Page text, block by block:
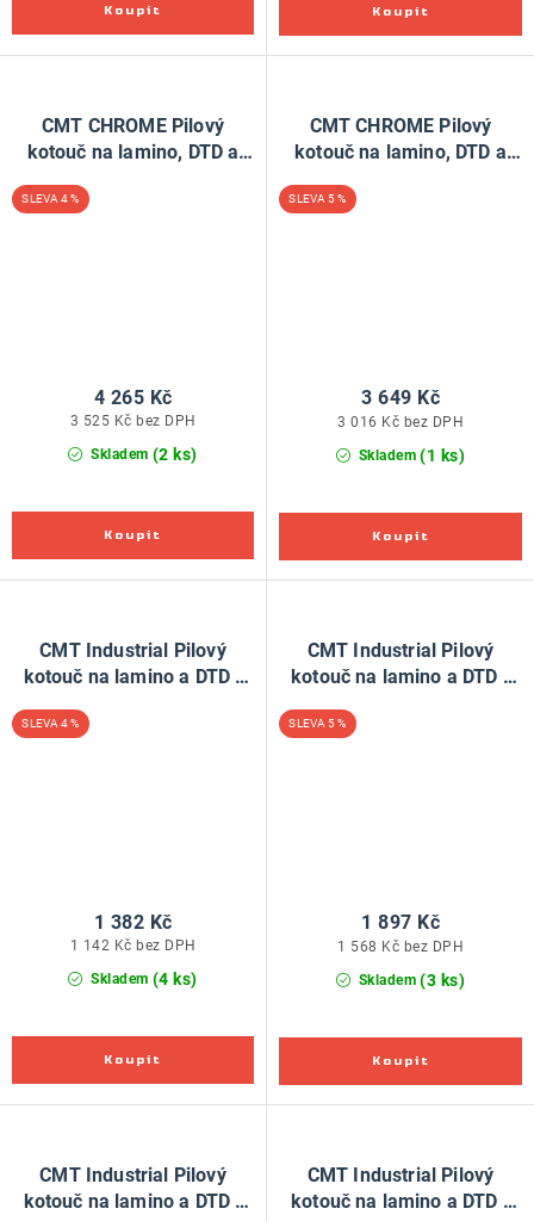
CMT CHROME Pilový
kotouč na lamino, DTD a
4 %
Skladem (2 ks)
3 525 Kč bez DPH
4 265 Kč
CMT CHROME Pilový
kotouč na lamino, DTD a
5 %
Skladem (1 ks)
3 016 Kč bez DPH
3 649 Kč
CMT Industrial Pilový
kotouč na lamino a DTD -
4 %
Skladem (4 ks)
1 142 Kč bez DPH
1 382 Kč
CMT Industrial Pilový
kotouč na lamino a DTD -
5 %
Skladem (3 ks)
1 568 Kč bez DPH
1 897 Kč
CMT Industrial Pilový
kotouč na lamino a DTD -
CMT Industrial Pilový
kotouč na lamino a DTD -